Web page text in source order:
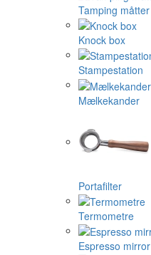
Tamping måtter
Knock box
Stampestation
Mælkekander
Portafilter
Termometre
Espresso mirror